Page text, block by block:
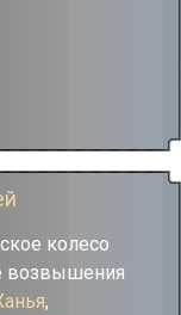
колесо
возвышения
,